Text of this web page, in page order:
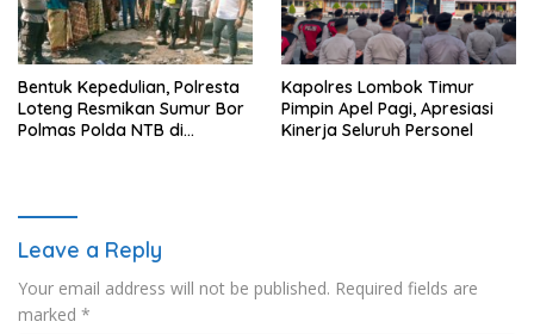
Bentuk Kepedulian, Polresta
Loteng Resmikan Sumur Bor
Polmas Polda NTB di
Kapolres Lombok Timur
Pimpin Apel Pagi, Apresiasi
Kinerja Seluruh Personel
Leave a Reply
Your email address will not be published. Required fields are
marked *